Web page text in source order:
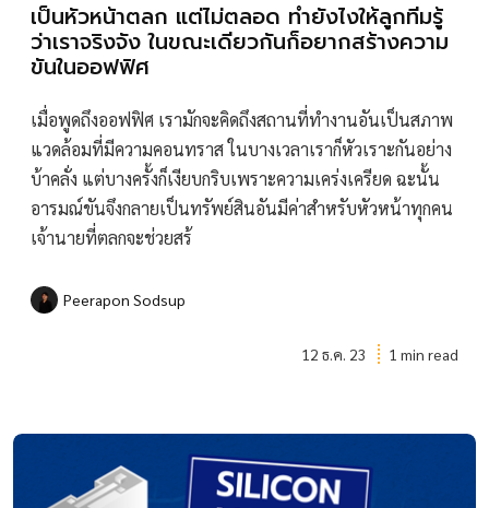
เป็นหัวหน้าตลก แต่ไม่ตลอด ทำยังไงให้ลูกทีมรู้
ว่าเราจริงจัง ในขณะเดียวกันก็อยากสร้างความ
ขันในออฟฟิศ
เมื่อพูดถึงออฟฟิศ เรามักจะคิดถึงสถานที่ทำงานอันเป็นสภาพ
แวดล้อมที่มีความคอนทราส ในบางเวลาเราก็หัวเราะกันอย่าง
บ้าคลั่ง แต่บางครั้งก็เงียบกริบเพราะความเคร่งเครียด ฉะนั้น
อารมณ์ขันจึงกลายเป็นทรัพย์สินอันมีค่าสำหรับหัวหน้าทุกคน
เจ้านายที่ตลกจะช่วยสร้
Peerapon Sodsup
12 ธ.ค. 23 1 min read